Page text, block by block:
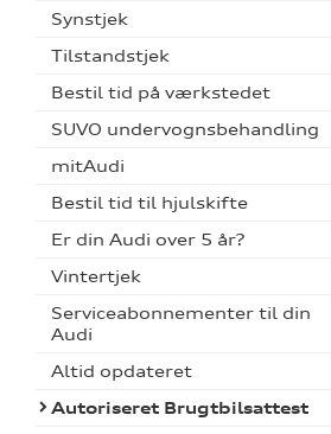
Synstjek
Tilstandstjek
Bestil tid på værkstedet
SUVO undervognsbehandling
mitAudi
Bestil tid til hjulskifte
Er din Audi over 5 år?
Vintertjek
Serviceabonnementer til din
Audi
Altid opdateret
Autoriseret Brugtbilsattest